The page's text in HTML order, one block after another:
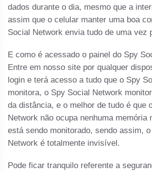
dados durante o dia, mesmo que a
assim que o celular manter uma boa
Social Network envia tudo de uma vez
E como é acessado o painel do Spy
Entre em nosso site por qualquer
login e terá acesso a tudo que o Spy
monitora, o Spy Social Network
da distância, e o melhor de tudo é que
Network não ocupa nenhuma memória
está sendo monitorado, sendo assim,
Network é totalmente invisível.
Pode ficar tranquilo referente a